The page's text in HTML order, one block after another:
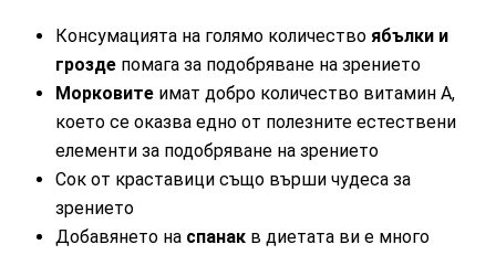
Консумацията на голямо количество ябълки и
грозде помага за подобряване на зрението
Морковите имат добро количество витамин А,
което се оказва едно от полезните естествени
елементи за подобряване на зрението
Сок от краставици също върши чудеса за
зрението
Добавянето на спанак в диетата ви е много